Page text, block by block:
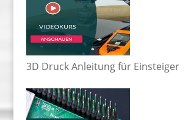
3D Druck Anleitung für Einsteiger